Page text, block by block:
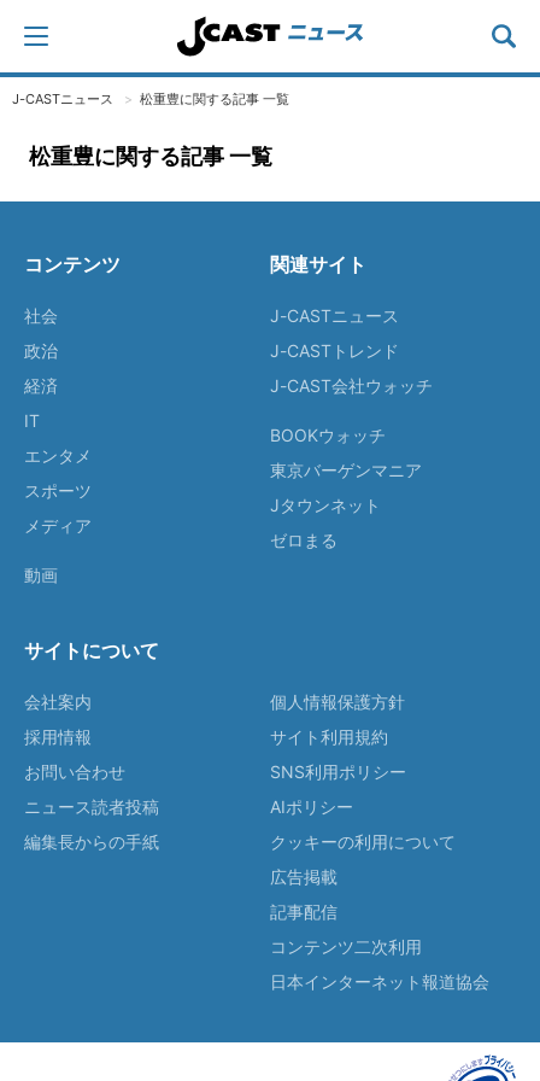
J-CASTニュース 松重豊に関する記事 一覧
松重豊に関する記事 一覧
コンテンツ
社会
政治
経済
IT
エンタメ
スポーツ
メディア
動画
関連サイト
J-CASTニュース
J-CASTトレンド
J-CAST会社ウォッチ
BOOKウォッチ
東京バーゲンマニア
Jタウンネット
ゼロまる
サイトについて
会社案内
採用情報
お問い合わせ
ニュース読者投稿
編集長からの手紙
個人情報保護方針
サイト利用規約
SNS利用ポリシー
AIポリシー
クッキーの利用について
広告掲載
記事配信
コンテンツ二次利用
日本インターネット報道協会